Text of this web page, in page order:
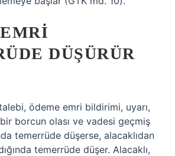
DÜŞÜRÜR
ödeme emri bildirimi, uyarı,
borcun olası ve vadesi geçmiş
temerrüde düşerse, alacaklıdan
temerrüde düşer. Alacaklı,